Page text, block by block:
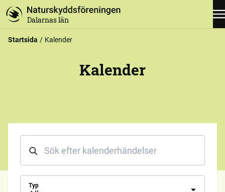
Dalarnas län
Startsida Kalender
Kalender
Typ